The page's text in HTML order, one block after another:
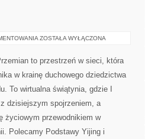
KULTURA
ZOSTAŁA WYŁĄCZONA
to przestrzeń w sieci, która
w krainę duchowego dziedzictwa
To wirtualna świątynia, gdzie I
dzisiejszym spojrzeniem, a
życiowym przewodnikiem w
Polecamy Podstawy Yijing i